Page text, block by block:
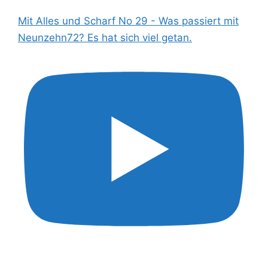
Mit Alles und Scharf No 29 - Was passiert mit
Neunzehn72? Es hat sich viel getan.